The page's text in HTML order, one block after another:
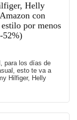
Helly
con
por menos
52%)
para los días de
esto te va a
Hilfiger, Helly